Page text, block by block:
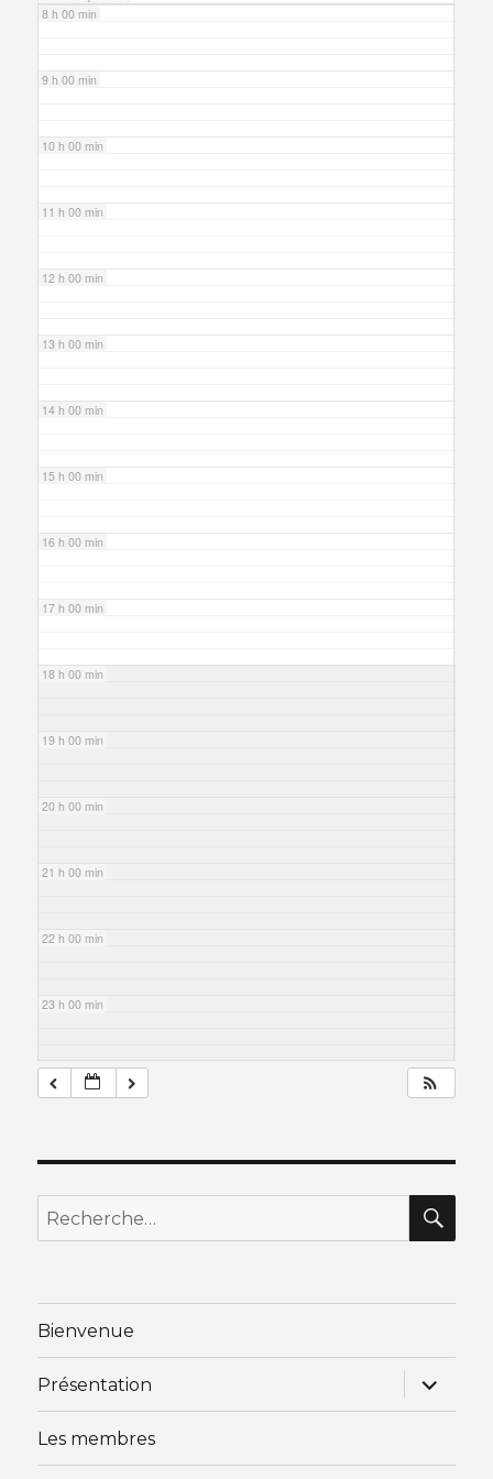
8 h 00 min
9 h 00 min
10 h 00 min
11 h 00 min
12 h 00 min
13 h 00 min
14 h 00 min
15 h 00 min
16 h 00 min
17 h 00 min
18 h 00 min
19 h 00 min
20 h 00 min
21 h 00 min
22 h 00 min
23 h 00 min
Recherche
pour
Bienvenue
Présentation
ouvrir
le
sous-
Les membres